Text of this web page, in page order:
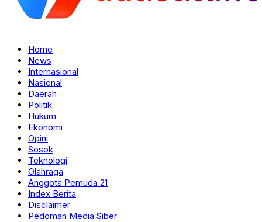
Home
News
Internasional
Nasional
Daerah
Politik
Hukum
Ekonomi
Opini
Sosok
Teknologi
Olahraga
Anggota Pemuda 21
Index Berita
Disclaimer
Pedoman Media Siber